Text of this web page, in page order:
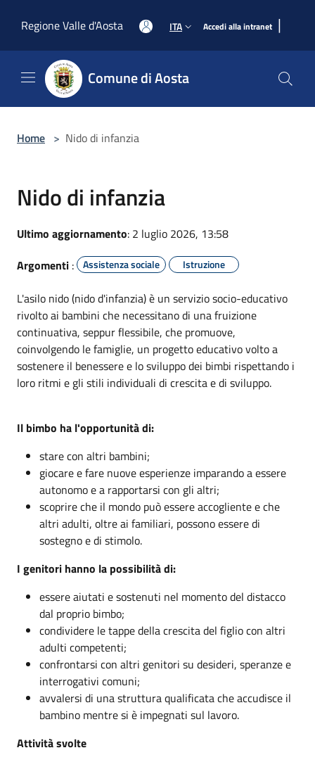
Regione Valle d'Aosta
ITA Accedi alla intranet |
Comune di Aosta
Home > Nido di infanzia
Nido di infanzia
Ultimo aggiornamento: 2 luglio 2026, 13:58
Argomenti : Assistenza sociale Istruzione
L'asilo nido (nido d'infanzia) è un servizio socio-educativo
rivolto ai bambini che necessitano di una fruizione
continuativa, seppur flessibile, che promuove,
coinvolgendo le famiglie, un progetto educativo volto a
sostenere il benessere e lo sviluppo dei bimbi rispettando i
loro ritmi e gli stili individuali di crescita e di sviluppo.
Il bimbo ha l'opportunità di:
stare con altri bambini;
giocare e fare nuove esperienze imparando a essere
autonomo e a rapportarsi con gli altri;
scoprire che il mondo può essere accogliente e che
altri adulti, oltre ai familiari, possono essere di
sostegno e di stimolo.
I genitori hanno la possibilità di:
essere aiutati e sostenuti nel momento del distacco
dal proprio bimbo;
condividere le tappe della crescita del figlio con altri
adulti competenti;
confrontarsi con altri genitori su desideri, speranze e
interrogativi comuni;
avvalersi di una struttura qualificata che accudisce il
bambino mentre si è impegnati sul lavoro.
Attività svolte